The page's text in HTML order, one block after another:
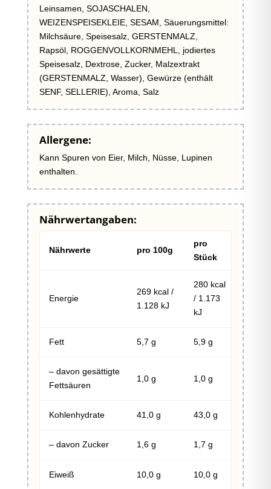
Leinsamen, SOJASCHALEN,
WEIZENSPEISEKLEIE, SESAM, Säuerungsmittel:
Milchsäure, Speisesalz, GERSTENMALZ,
Rapsöl, ROGGENVOLLKORNMEHL, jodiertes
Speisesalz, Dextrose, Zucker, Malzextrakt
(GERSTENMALZ, Wasser), Gewürze (enthält
SENF, SELLERIE), Aroma, Salz
Allergene:
Kann Spuren von Eier, Milch, Nüsse, Lupinen
enthalten.
Nährwertangaben:
Nährwerte pro 100g
pro
Stück
Energie
269 kcal /
1.128 kJ
280 kcal
/ 1.173
kJ
Fett 5,7 g 5,9 g
– davon gesättigte
Fettsäuren
1,0 g 1,0 g
Kohlenhydrate 41,0 g 43,0 g
– davon Zucker 1,6 g 1,7 g
Eiweiß 10,0 g 10,0 g